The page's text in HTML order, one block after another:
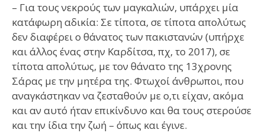
– Για τους νεκρούς των μαγκαλιών, υπάρχει μία
κατάφωρη αδικία: Σε τίποτα, σε τίποτα απολύτως
δεν διαφέρει ο θάνατος των πακιστανών (υπήρχε
και άλλος ένας στην Καρδίτσα, πχ, το 2017), σε
τίποτα απολύτως, με τον θάνατο της 13χρονης
Σάρας με την μητέρα της. Φτωχοί άνθρωποι, που
αναγκάστηκαν να ζεσταθούν με ο,τι είχαν, ακόμα
και αν αυτό ήταν επικίνδυνο και θα τους στερούσε
και την ίδια την ζωή – όπως και έγινε.